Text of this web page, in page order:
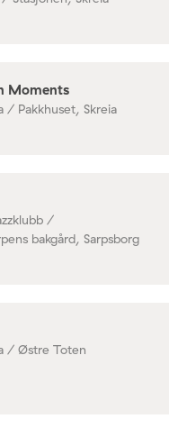
Moments
/ Pakkhuset, Skreia
/
bakgård, Sarpsborg
/ Østre Toten